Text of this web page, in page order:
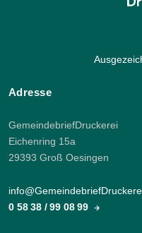
Adresse
GemeindebriefDruckerei
Eichenring 15a
29393 Groß Oesingen
0 58 38 / 99 08 99